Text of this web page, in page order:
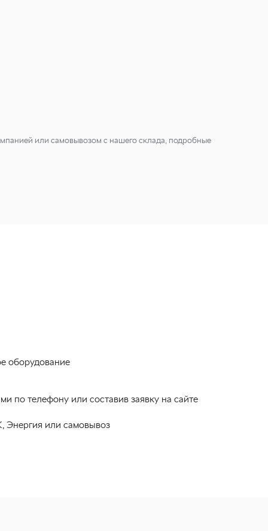
или самовывозом с нашего склада, подробные
оборудование
телефону или составив заявку на сайте
или самовывоз